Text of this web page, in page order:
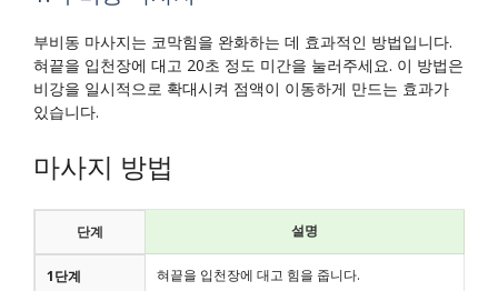
부비동 마사지는 코막힘을 완화하는 데 효과적인 방법입니다.
혀끝을 입천장에 대고 20초 정도 미간을 눌러주세요. 이 방법은
비강을 일시적으로 확대시켜 점액이 이동하게 만드는 효과가
있습니다.
마사지 방법
단계 설명
1단계 혀끝을 입천장에 대고 힘을 줍니다.